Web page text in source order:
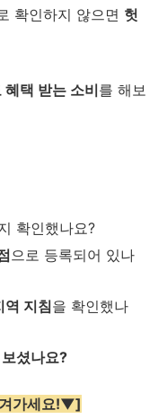
확인하지 않으면 헛
택 받는 소비를 해보
확인했나요?
으로 등록되어 있나
역 지침을 확인했나
셨나요?
가세요!▼]